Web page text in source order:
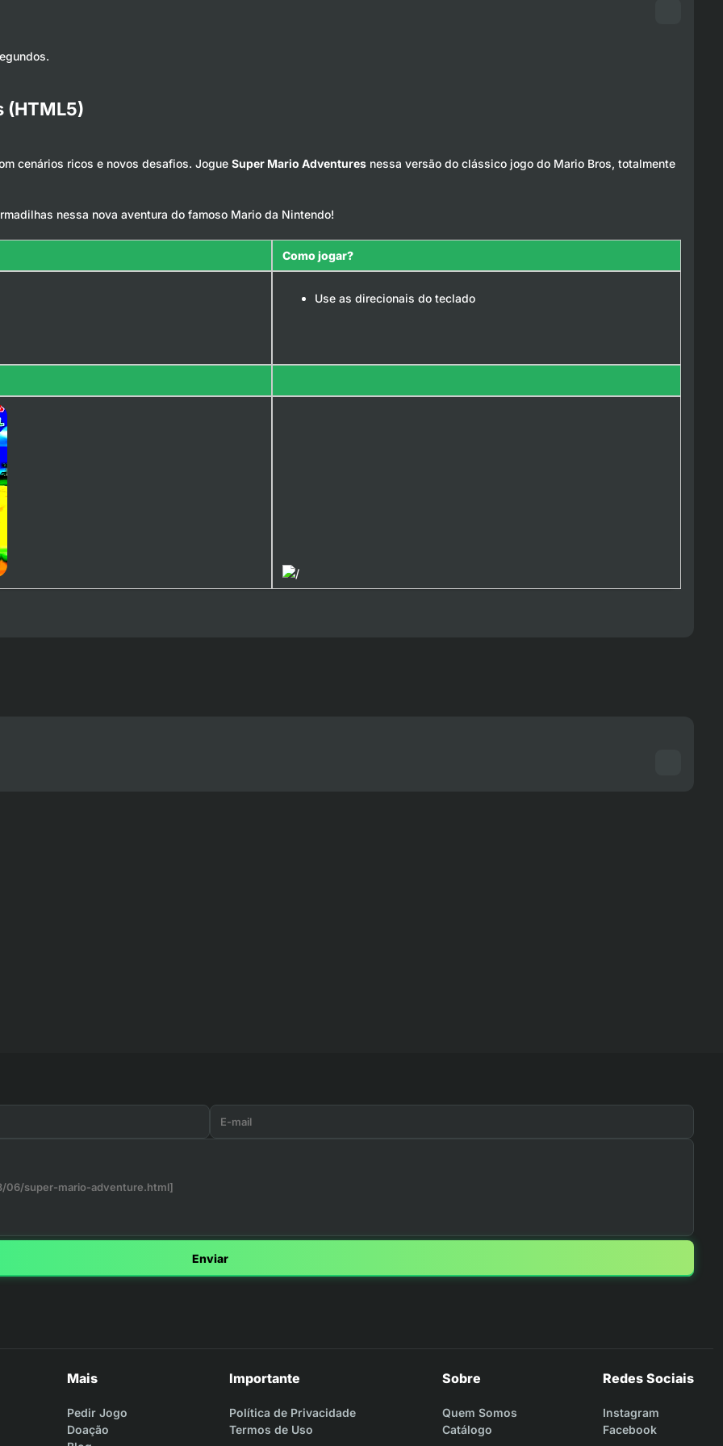
(HTML5)
cenários ricos e novos desafios. Jogue Super Mario Adventures nessa versão do clássico jogo do Mario Bros, totalmente
nessa nova aventura do famoso Mario da Nintendo!
Como jogar?
Use as direcionais do teclado
Enviar
Mais
Pedir Jogo
Doação
Importante
Política de Privacidade
Termos de Uso
Sobre
Quem Somos
Catálogo
Redes Sociais
Instagram
Facebook